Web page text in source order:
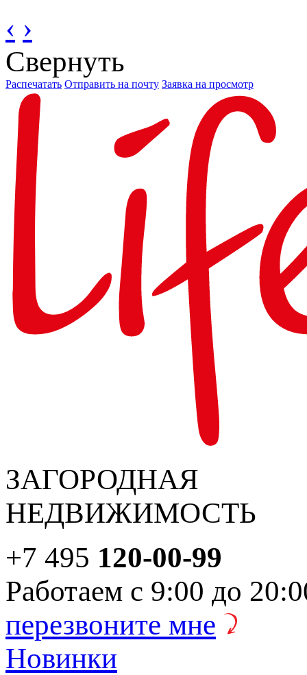
‹ ›
Свернуть
Распечатать Отправить на почту Заявка на просмотр
ЗАГОРОДНАЯ
НЕДВИЖИМОСТЬ
+7 495 120-00-99
Работаем с 9:00 до
перезвоните мне
Новинки